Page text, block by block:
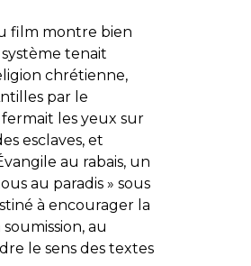
film montre bien
tenait
chrétienne,
par le
les yeux sur
esclaves, et
au rabais, un
au paradis » sous
à encourager la
au
le sens des textes